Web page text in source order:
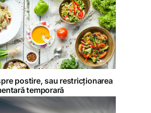
postire, sau restricționarea
temporară